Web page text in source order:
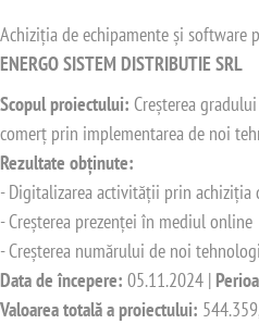
Achiziția de echipamente și software
ENERGO SISTEM DISTRIBUTIE SRL
Scopul proiectului: Creșterea
comerț prin implementarea de noi
Rezultate obținute:
- Digitalizarea activității prin achiziția
- Creșterea prezenței în mediul online
- Creșterea numărului de noi
Data de începere: 05.11.2024 |
Valoarea totală a proiectului: